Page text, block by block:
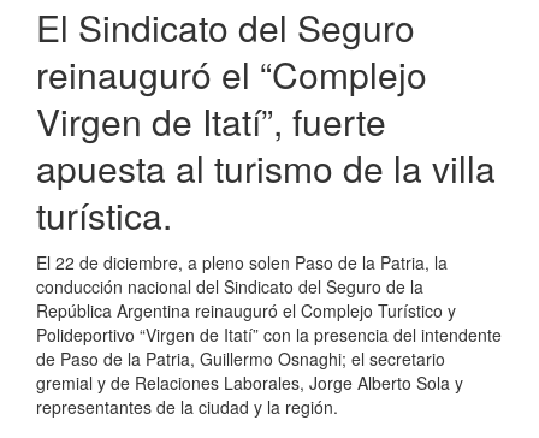
El Sindicato del Seguro
reinauguró el “Complejo
Virgen de Itatí”, fuerte
apuesta al turismo de la villa
turística.
El 22 de diciembre, a pleno solen Paso de la Patria, la
conducción nacional del Sindicato del Seguro de la
República Argentina reinauguró el Complejo Turístico y
Polideportivo “Virgen de Itatí” con la presencia del intendente
de Paso de la Patria, Guillermo Osnaghi; el secretario
gremial y de Relaciones Laborales, Jorge Alberto Sola y
representantes de la ciudad y la región.